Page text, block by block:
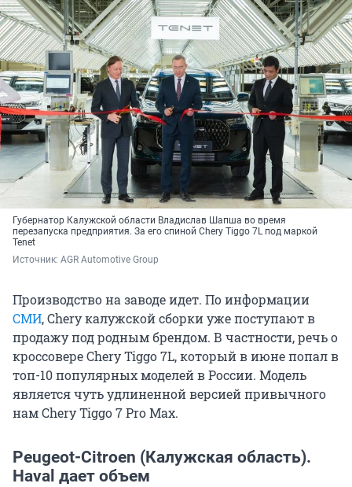
Губернатор Калужской области Владислав Шапша во время
перезапуска предприятия. За его спиной Chery Tiggo 7L под маркой
Tenet
Источник: AGR Automotive Group
Производство на заводе идет. По информации
СМИ, Chery калужской сборки уже поступают в
продажу под родным брендом. В частности, речь о
кроссовере Chery Tiggo 7L, который в июне попал в
топ-10 популярных моделей в России. Модель
является чуть удлиненной версией привычного
нам Chery Tiggo 7 Pro Max.
Peugeot-Citroen (Калужская область).
Haval дает объем